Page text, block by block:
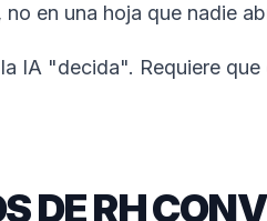
en una hoja que nadie
IA "decida". Requiere
DE RH